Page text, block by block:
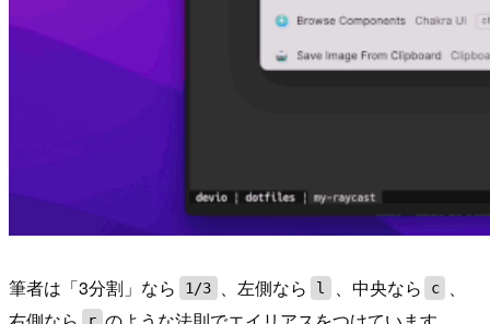
筆者は「3分割」なら 1/3 、左側なら l 、中央なら c
、